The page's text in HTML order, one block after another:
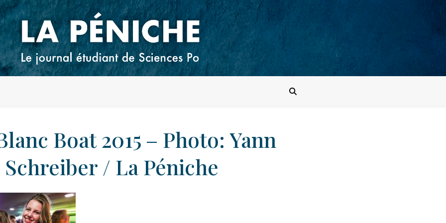
Boat 2015 – Photo: Yann
Schreiber / La Péniche